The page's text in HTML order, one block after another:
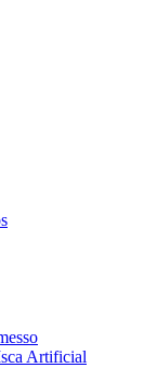
Artificial